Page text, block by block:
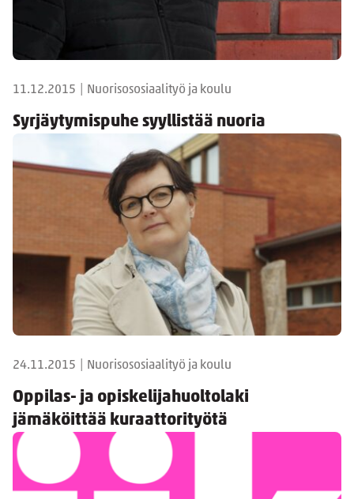
11.12.2015 Nuorisososiaalityö ja koulu
Syrjäytymispuhe syyllistää nuoria
24.11.2015 Nuorisososiaalityö ja koulu
Oppilas- ja opiskelijahuoltolaki
jämäköittää kuraattorityötä